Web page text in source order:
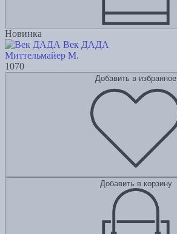
Новинка
Век ДАДА
Миттельмайер М.
1070
Добавить в избранное
Добавить в корзину